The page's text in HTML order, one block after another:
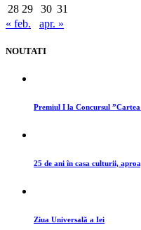
28 29 30 31
« feb.
apr. »
NOUTATI
Premiul I la Concursul ”Cartea
25 de ani în casa culturii,
Ziua Universală a Iei